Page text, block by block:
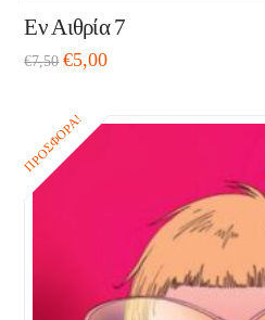
Εν Αιθρία 7
€7,50 €5,00
ΠΡΟΣΦΟΡΆ!